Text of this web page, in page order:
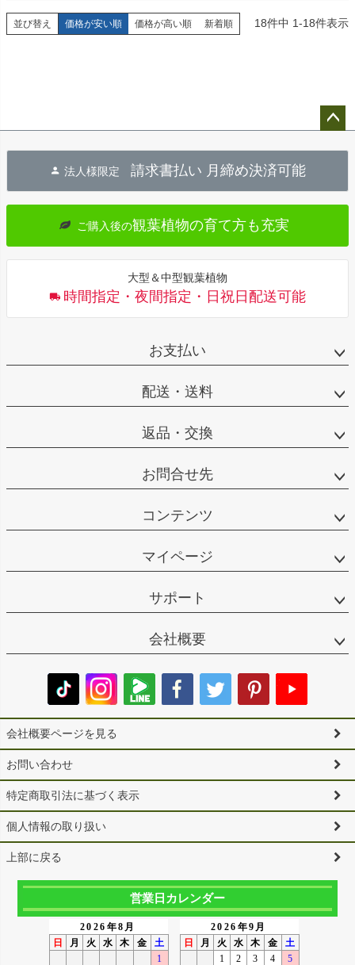
並び替え 価格が安い順 価格が高い順 新着順 18件中 1-18件表示
へ
法人様限定 請求書払い 月締め決済可能
ご購入後の観葉植物の育て方も充実
大型＆中型観葉植物
時間指定・夜間指定・日祝日配送可能
お支払い
配送・送料
返品・交換
お問合せ先
コンテンツ
マイページ
サポート
会社概要
会社概要ページを見る
お問い合わせ
特定商取引法に基づく表示
個人情報の取り扱い
上部に戻る
営業日カレンダー